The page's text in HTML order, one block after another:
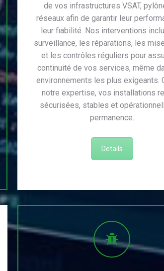
de vos infrastructures VSAT,
réseaux afin de garantir leur
leur fiabilité. Nos interventions
surveillance, les réparations, les
et les contrôles réguliers pour
continuité de vos services, même
environnements les plus exigeants.
notre expertise, vos installations
sécurisées, stables et
permanence.
Details